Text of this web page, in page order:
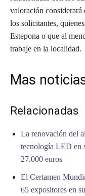
valoración considerará
los solicitantes,
Estepona o que al
trabaje en la localidad.
Mas
Relacionadas
La renovación del
tecnología LED en
27.000 euros
El Certamen
65 expositores en